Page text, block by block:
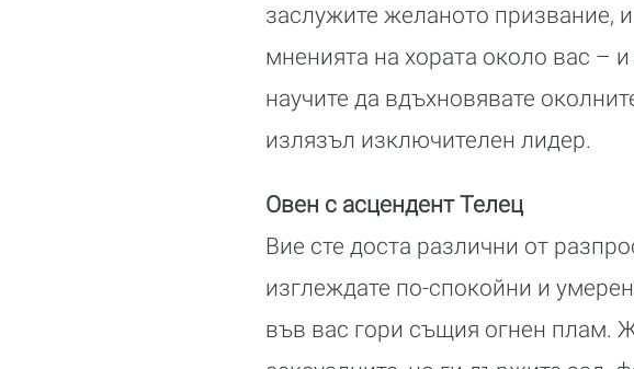
заслужите желаното призвание,
мненията на хората около вас –
научите да вдъхновявате
излязъл изключителен лидер.
Овен с асцендент Телец
Вие сте доста различни от
изглеждате по-спокойни и
във вас гори същия огнен плам.